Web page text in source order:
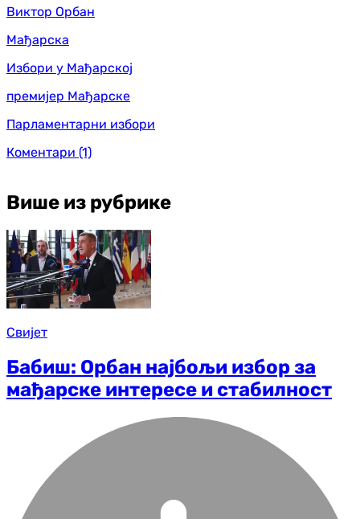
Виктор Орбан
Мађарска
Избори у Мађарској
премијер Мађарске
Парламентарни избори
Коментари (1)
Више из рубрике
Свијет
Бабиш: Орбан најбољи избор за
мађарске интересе и стабилност